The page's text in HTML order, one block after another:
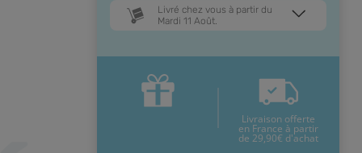
Livré chez vous à partir du
Mardi 11 Août.
Jeudi 13 Août Mardi 11 Août
* Pour une livraison en France
+ d'infos
Livraison offerte
en France à partir
de 29,90€ d'achat